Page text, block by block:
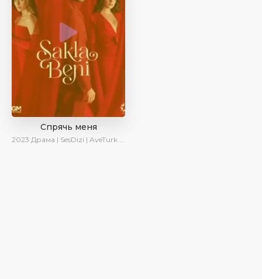
Спрячь меня
2023 Драма | SesDizi | AveTurk | AlisaDirilis | Сериалы 2023